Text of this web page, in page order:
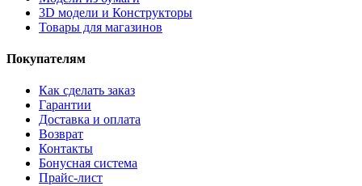
3D модели и Конструкторы
Товары для магазинов
Покупателям
Как сделать заказ
Гарантии
Доставка и оплата
Возврат
Контакты
Бонусная система
Прайс-лист